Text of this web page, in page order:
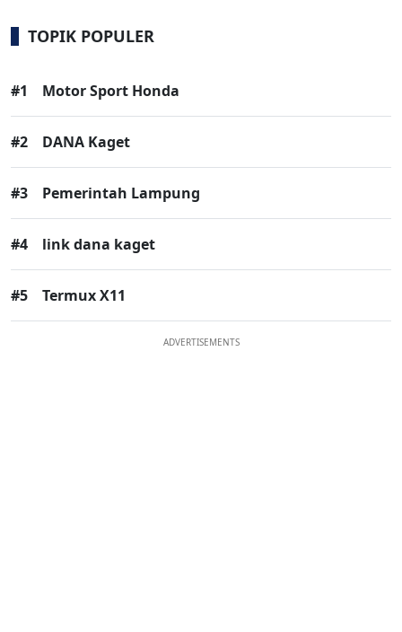
TOPIK POPULER
#1 Motor Sport Honda
#2 DANA Kaget
#3 Pemerintah Lampung
#4 link dana kaget
#5 Termux X11
ADVERTISEMENTS